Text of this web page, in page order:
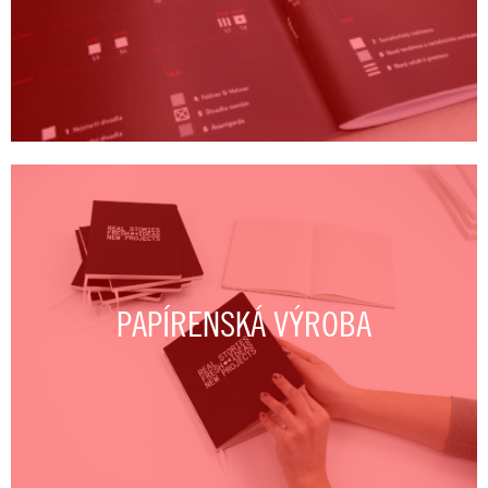
PAPÍRENSKÁ VÝROBA